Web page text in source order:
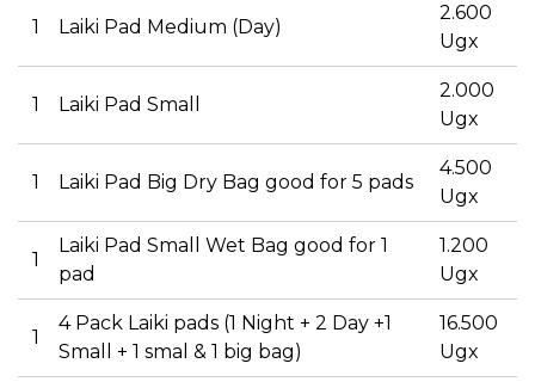
1 Laiki Pad Medium (Day)
2.600
Ugx
1 Laiki Pad Small
2.000
Ugx
1 Laiki Pad Big Dry Bag good for 5 pads
4.500
Ugx
1
Laiki Pad Small Wet Bag good for 1
pad
1.200
Ugx
1
4 Pack Laiki pads (1 Night + 2 Day +1
Small + 1 smal & 1 big bag)
16.500
Ugx